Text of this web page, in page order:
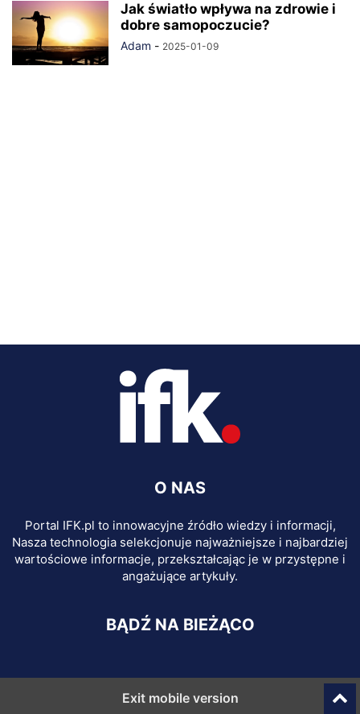
Jak światło wpływa na zdrowie i
dobre samopoczucie?
Adam - 2025-01-09
O NAS
Portal IFK.pl to innowacyjne źródło wiedzy i informacji,
Nasza technologia selekcjonuje najważniejsze i najbardziej
wartościowe informacje, przekształcając je w przystępne i
angażujące artykuły.
BĄDŹ NA BIEŻĄCO
Exit mobile version